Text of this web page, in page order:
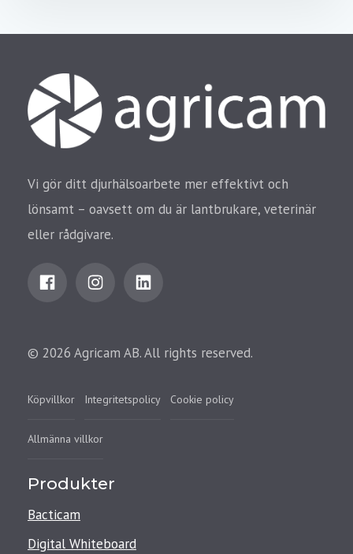
Vi gör ditt djurhälsoarbete mer effektivt och
lönsamt – oavsett om du är lantbrukare, veterinär
eller rådgivare.
© 2026 Agricam AB. All rights reserved.
Köpvillkor Integritetspolicy Cookie policy
Allmänna villkor
Produkter
Bacticam
Digital Whiteboard